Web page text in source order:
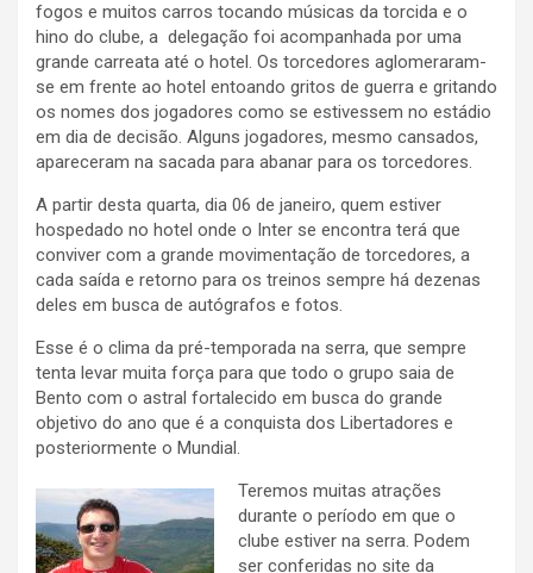
fogos e muitos carros tocando músicas da torcida e o
hino do clube, a delegação foi acompanhada por uma
grande carreata até o hotel. Os torcedores aglomeraram-
se em frente ao hotel entoando gritos de guerra e gritando
os nomes dos jogadores como se estivessem no estádio
em dia de decisão. Alguns jogadores, mesmo cansados,
apareceram na sacada para abanar para os torcedores.
A partir desta quarta, dia 06 de janeiro, quem estiver
hospedado no hotel onde o Inter se encontra terá que
conviver com a grande movimentação de torcedores, a
cada saída e retorno para os treinos sempre há dezenas
deles em busca de autógrafos e fotos.
Esse é o clima da pré-temporada na serra, que sempre
tenta levar muita força para que todo o grupo saia de
Bento com o astral fortalecido em busca do grande
objetivo do ano que é a conquista dos Libertadores e
posteriormente o Mundial.
Teremos muitas atrações
durante o período em que o
clube estiver na serra. Podem
ser conferidas no site da